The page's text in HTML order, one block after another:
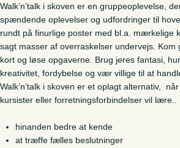
Walk’n’talk i skoven er en gruppeoplevelse,
spændende oplevelser og udfordringer til
rundt på finurlige poster med bl.a. mærkelige
sagt masser af overraskelser undervejs. Kom
kort og løse opgaverne. Brug jeres fantasi,
kreativitet, fordybelse og vær villige til at
Walk’n’talk i skoven er et oplagt alternativ,
kursister eller forretningsforbindelser vil lære..
hinanden bedre at kende
at træffe fælles beslutninger